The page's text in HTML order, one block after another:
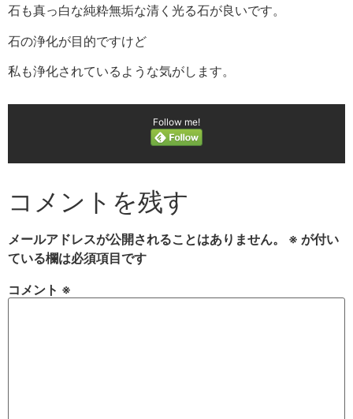
石も真っ白な純粋無垢な清く光る石が良いです。
石の浄化が目的ですけど
私も浄化されているような気がします。
Follow me!
コメントを残す
メールアドレスが公開されることはありません。 ※ が付い
ている欄は必須項目です
コメント ※